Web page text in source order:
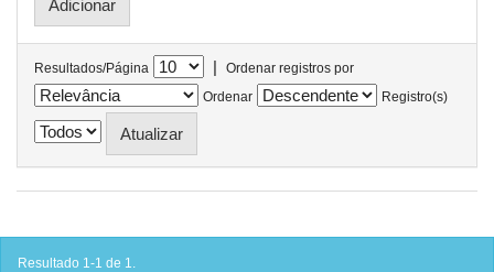
Resultados/Página |
Ordenar registros por
Ordenar
Registro(s)
Resultado 1-1 de 1.